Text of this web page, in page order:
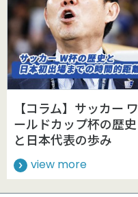
【コラム】サッカー ワ
ールドカップ杯の歴史
と日本代表の歩み
view more